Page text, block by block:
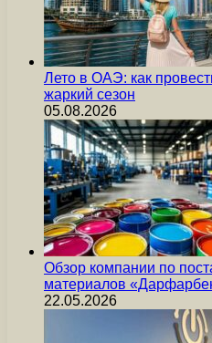
Лето в ОАЭ: как
жаркий сезон
05.08.2026
Обзор компании по
материалов
22.05.2026